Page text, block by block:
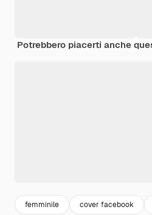
Potrebbero piacerti anche
femminile cover facebook